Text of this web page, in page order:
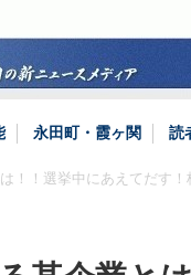
永田町・霞ヶ関 読
！！選挙中にあえてだす！